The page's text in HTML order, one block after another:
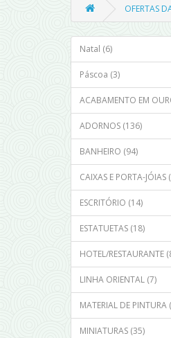
OFERTAS
Natal (6)
Páscoa (3)
ACABAMENTO EM
ADORNOS (136)
BANHEIRO (94)
CAIXAS E PORTA-JÓIAS
ESCRITÓRIO (14)
ESTATUETAS (18)
HOTEL/RESTAURANTE
LINHA ORIENTAL (7)
MATERIAL DE PINTURA
MINIATURAS (35)